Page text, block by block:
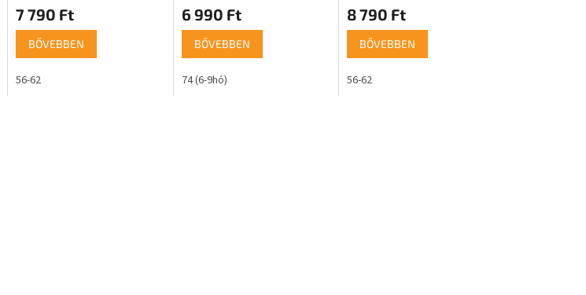
7 790 Ft
BŐVEBBEN
56-62
6 990 Ft
BŐVEBBEN
74 (6-9hó)
8 790 Ft
BŐVEBBEN
56-62